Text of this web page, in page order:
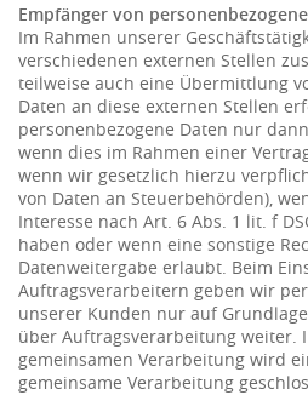
Empfänger von
Im Rahmen unserer
verschiedenen externen Stellen
teilweise auch eine Übermittlung
Daten an diese externen Stellen
personenbezogene Daten nur
wenn dies im Rahmen einer
wenn wir gesetzlich hierzu
von Daten an Steuerbehörden),
Interesse nach Art. 6 Abs. 1 lit. f
haben oder wenn eine sonstige
Datenweitergabe erlaubt. Beim
Auftragsverarbeitern geben wir
unserer Kunden nur auf
über Auftragsverarbeitung weiter.
gemeinsamen Verarbeitung wird
gemeinsame Verarbeitung